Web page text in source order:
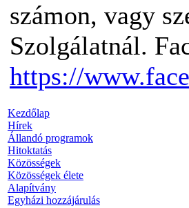
számon, vagy
Szolgálatnál.
https://
Kezdőlap
Hírek
Állandó programok
Hitoktatás
Közösségek
Közösségek élete
Alapítvány
Egyházi hozzájárulás